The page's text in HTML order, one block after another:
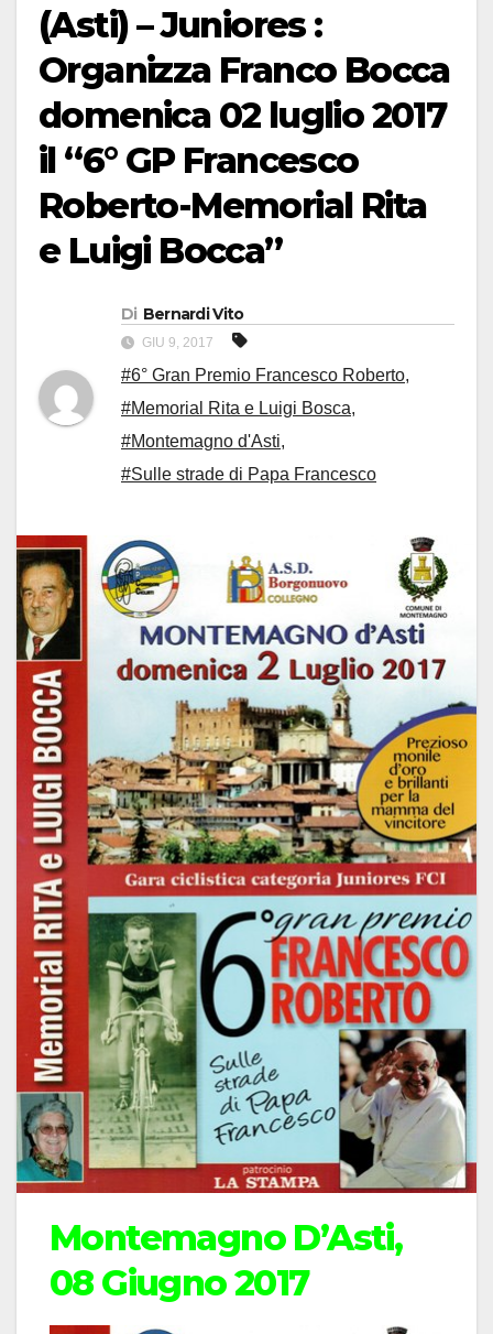
(Asti) – Juniores :
Organizza Franco Bocca
domenica 02 luglio 2017
il “6° GP Francesco
Roberto-Memorial Rita
e Luigi Bocca”
Di Bernardi Vito
GIU 9, 2017
#6° Gran Premio Francesco Roberto,
#Memorial Rita e Luigi Bosca,
#Montemagno d'Asti,
#Sulle strade di Papa Francesco
Montemagno D’Asti,
08 Giugno 2017